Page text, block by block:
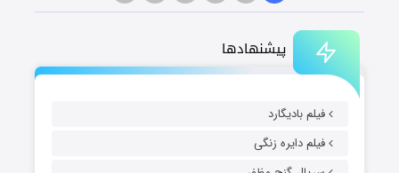
پیشنهادها
فیلم بادیگارد
فیلم دایره زنگی